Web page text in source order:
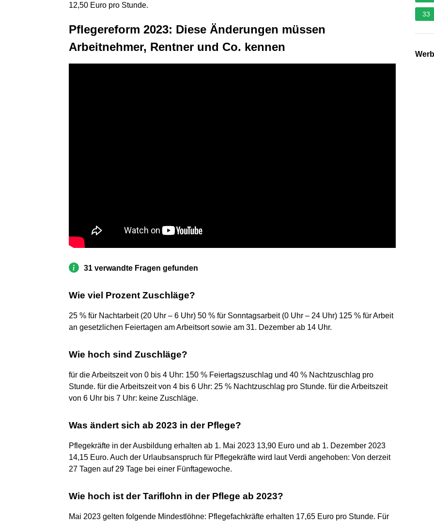
12,50 Euro pro Stunde.
Pflegereform 2023: Diese Änderungen müssen
Arbeitnehmer, Rentner und Co. kennen
31 verwandte Fragen gefunden
Wie viel Prozent Zuschläge?
25 % für Nachtarbeit (20 Uhr – 6 Uhr) 50 % für Sonntagsarbeit (0 Uhr – 24 Uhr) 125 % für Arbeit
an gesetzlichen Feiertagen am Arbeitsort sowie am 31. Dezember ab 14 Uhr.
Wie hoch sind Zuschläge?
für die Arbeitszeit von 0 bis 4 Uhr: 150 % Feiertagszuschlag und 40 % Nachtzuschlag pro
Stunde. für die Arbeitszeit von 4 bis 6 Uhr: 25 % Nachtzuschlag pro Stunde. für die Arbeitszeit
von 6 Uhr bis 7 Uhr: keine Zuschläge.
Was ändert sich ab 2023 in der Pflege?
Pflegekräfte in der Ausbildung erhalten ab 1. Mai 2023 13,90 Euro und ab 1. Dezember 2023
14,15 Euro. Auch der Urlaubsanspruch für Pflegekräfte wird laut Verdi angehoben: Von derzeit
27 Tagen auf 29 Tage bei einer Fünftagewoche.
Wie hoch ist der Tariflohn in der Pflege ab 2023?
Mai 2023 gelten folgende Mindestlöhne: Pflegefachkräfte erhalten 17,65 Euro pro Stunde. Für
33